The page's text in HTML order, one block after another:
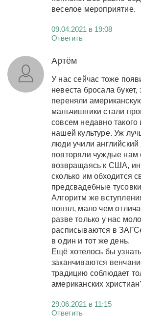
веселое мероприятие.
09.04.2021 в 19:08
Ответить
Артём
У нас сейчас тоже
невеста бросала букет,
переняли
мальчишники стали
совсем недавно
нашей культуре. Уж
люди учили английский
повторяли чуждые нам
возвращаясь к США,
сколько им обходится
предсвадебные
Алгоритм же
понял, мало чем
разве только у нас
расписываются в
в один и тот же день.
Ещё хотелось бы
заканчиваются
традицию соблюдает
американских
29.06.2021 в 11:15
Ответить